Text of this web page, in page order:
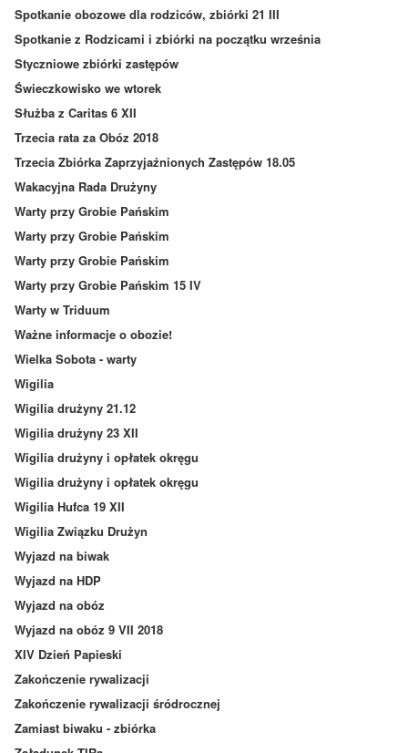
Spotkanie obozowe dla rodziców, zbiórki 21 III
Spotkanie z Rodzicami i zbiórki na początku września
Styczniowe zbiórki zastępów
Świeczkowisko we wtorek
Służba z Caritas 6 XII
Trzecia rata za Obóz 2018
Trzecia Zbiórka Zaprzyjaźnionych Zastępów 18.05
Wakacyjna Rada Drużyny
Warty przy Grobie Pańskim
Warty przy Grobie Pańskim
Warty przy Grobie Pańskim
Warty przy Grobie Pańskim 15 IV
Warty w Triduum
Ważne informacje o obozie!
Wielka Sobota - warty
Wigilia
Wigilia drużyny 21.12
Wigilia drużyny 23 XII
Wigilia drużyny i opłatek okręgu
Wigilia drużyny i opłatek okręgu
Wigilia Hufca 19 XII
Wigilia Związku Drużyn
Wyjazd na biwak
Wyjazd na HDP
Wyjazd na obóz
Wyjazd na obóz 9 VII 2018
XIV Dzień Papieski
Zakończenie rywalizacji
Zakończenie rywalizacji śródrocznej
Zamiast biwaku - zbiórka